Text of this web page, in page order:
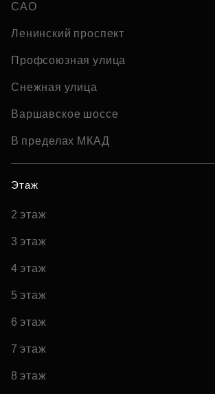
САО
Ленинский проспект
Профсоюзная улица
Снежная улица
Варшавское шоссе
В пределах МКАД
Этаж
2 этаж
3 этаж
4 этаж
5 этаж
6 этаж
7 этаж
8 этаж